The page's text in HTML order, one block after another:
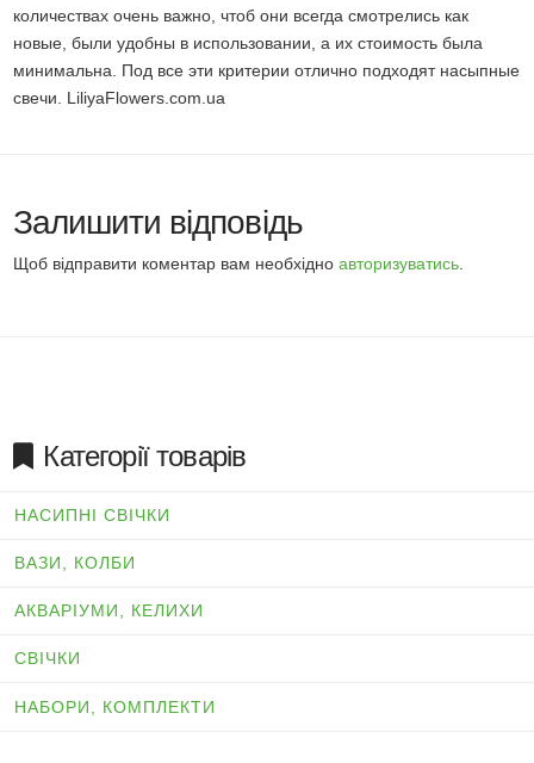
количествах очень важно, чтоб они всегда смотрелись как
новые, были удобны в использовании, а их стоимость была
минимальна. Под все эти критерии отлично подходят насыпные
свечи. LiliyaFlowers.com.ua
Залишити відповідь
Щоб відправити коментар вам необхідноавторизуватись
Категорії товарів
НАСИПНІ СВІЧКИ
ВАЗИ, КОЛБИ
АКВАРІУМИ, КЕЛИХИ
СВІЧКИ
НАБОРИ, КОМПЛЕКТИ